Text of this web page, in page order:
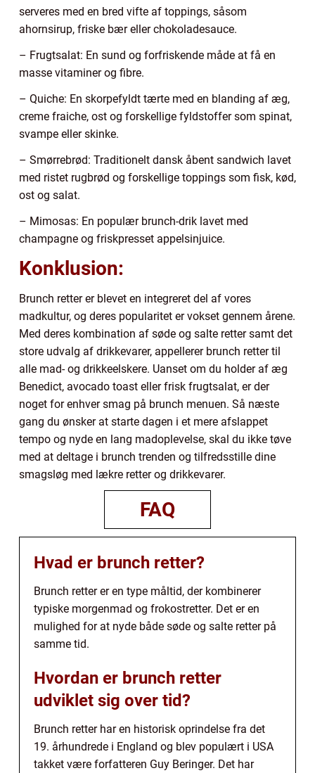
serveres med en bred vifte af toppings, såsom
ahornsirup, friske bær eller chokoladesauce.
– Frugtsalat: En sund og forfriskende måde at få en
masse vitaminer og fibre.
– Quiche: En skorpefyldt tærte med en blanding af æg,
creme fraiche, ost og forskellige fyldstoffer som spinat,
svampe eller skinke.
– Smørrebrød: Traditionelt dansk åbent sandwich lavet
med ristet rugbrød og forskellige toppings som fisk, kød,
ost og salat.
– Mimosas: En populær brunch-drik lavet med
champagne og friskpresset appelsinjuice.
Konklusion:
Brunch retter er blevet en integreret del af vores
madkultur, og deres popularitet er vokset gennem årene.
Med deres kombination af søde og salte retter samt det
store udvalg af drikkevarer, appellerer brunch retter til
alle mad- og drikkeelskere. Uanset om du holder af æg
Benedict, avocado toast eller frisk frugtsalat, er der
noget for enhver smag på brunch menuen. Så næste
gang du ønsker at starte dagen i et mere afslappet
tempo og nyde en lang madoplevelse, skal du ikke tøve
med at deltage i brunch trenden og tilfredsstille dine
smagsløg med lækre retter og drikkevarer.
FAQ
Hvad er brunch retter?
Brunch retter er en type måltid, der kombinerer
typiske morgenmad og frokostretter. Det er en
mulighed for at nyde både søde og salte retter på
samme tid.
Hvordan er brunch retter
udviklet sig over tid?
Brunch retter har en historisk oprindelse fra det
19. århundrede i England og blev populært i USA
takket være forfatteren Guy Beringer. Det har